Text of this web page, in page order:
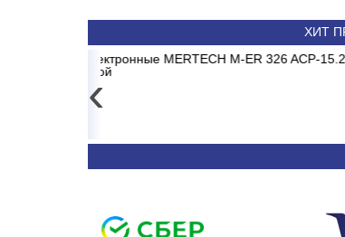
ХИТ
до 15кг LCD, 2г,
Весы электронные
‹
MB2/E1 MADRID INVERTER
Сплит-